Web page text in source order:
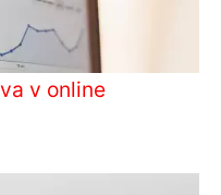
v online